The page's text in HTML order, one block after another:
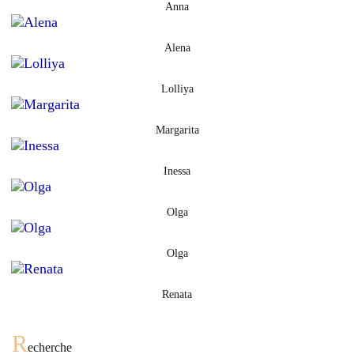
Anna
Alena
Lolliya
Margarita
Inessa
Olga
Olga
Renata
Recherche